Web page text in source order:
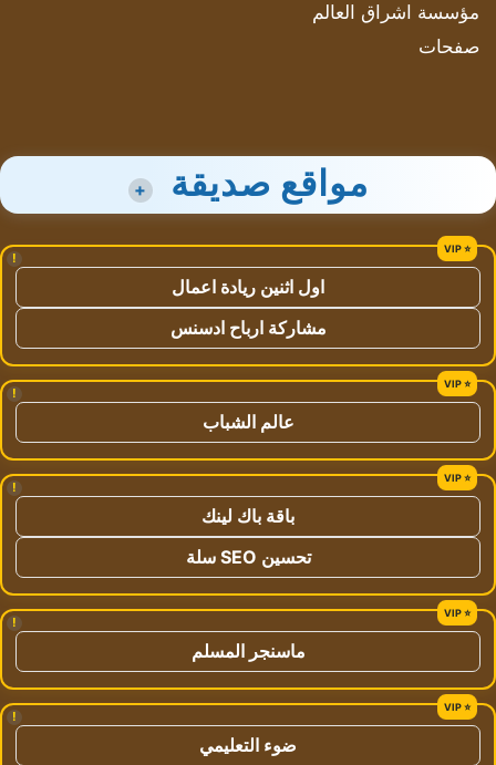
مؤسسة اشراق العالم
صفحات
مواقع صديقة +
!
اول اثنين ريادة اعمال
مشاركة ارباح ادسنس
!
عالم الشباب
!
باقة باك لينك
تحسين SEO سلة
!
ماسنجر المسلم
!
ضوء التعليمي